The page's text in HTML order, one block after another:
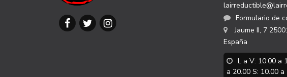
Formulario de
Jaume II, 7
España
L a V: 10.00 a
a 20.00 S: 10.00